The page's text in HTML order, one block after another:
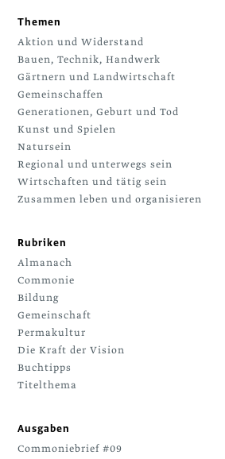
Themen
Aktion und Widerstand
Bauen, Technik, Handwerk
Gärtnern und Landwirtschaft
Gemeinschaffen
Generationen, Geburt und Tod
Kunst und Spielen
Natursein
Regional und unterwegs sein
Wirtschaften und tätig sein
Zusammen leben und organisieren
Rubriken
Almanach
Commonie
Bildung
Gemeinschaft
Permakultur
Die Kraft der Vision
Buchtipps
Titelthema
Ausgaben
Commoniebrief #09